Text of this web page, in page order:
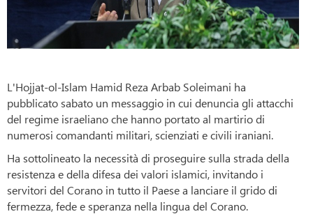
L'Hojjat-ol-Islam Hamid Reza Arbab Soleimani ha
pubblicato sabato un messaggio in cui denuncia gli attacchi
del regime israeliano che hanno portato al martirio di
numerosi comandanti militari, scienziati e civili iraniani.
Ha sottolineato la necessità di proseguire sulla strada della
resistenza e della difesa dei valori islamici, invitando i
servitori del Corano in tutto il Paese a lanciare il grido di
fermezza, fede e speranza nella lingua del Corano.